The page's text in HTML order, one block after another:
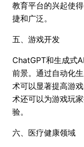
教育平台的兴起使
捷和广泛。
五、游戏开发
ChatGPT和生成式
前景。通过自动化
术可以显著提高游
术还可以为游戏玩
验。
六、医疗健康领域